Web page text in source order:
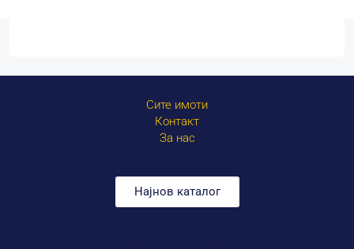
Сите имоти
Контакт
За нас
Најнов каталог